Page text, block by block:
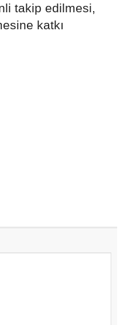
takip edilmesi,
katkı